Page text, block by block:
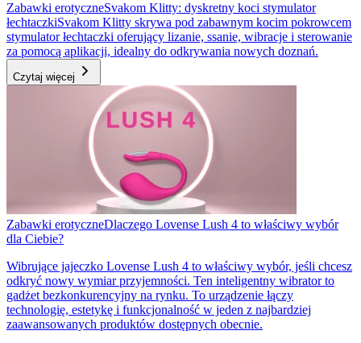
Zabawki erotyczneSvakom Klitty: dyskretny koci stymulator
łechtaczkiSvakom Klitty skrywa pod zabawnym kocim pokrowcem
stymulator łechtaczki oferujący lizanie, ssanie, wibracje i sterowanie
za pomocą aplikacji, idealny do odkrywania nowych doznań.
Czytaj więcej
Zabawki erotyczneDlaczego Lovense Lush 4 to właściwy wybór
dla Ciebie?
Wibrujące jajeczko Lovense Lush 4 to właściwy wybór, jeśli chcesz
odkryć nowy wymiar przyjemności. Ten inteligentny wibrator to
gadżet bezkonkurencyjny na rynku. To urządzenie łączy
technologię, estetykę i funkcjonalność w jeden z najbardziej
zaawansowanych produktów dostępnych obecnie.